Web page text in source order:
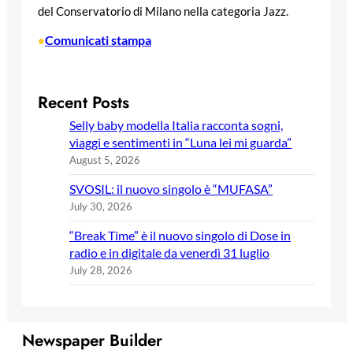
del Conservatorio di Milano nella categoria Jazz.
•Comunicati stampa
Recent Posts
Selly baby modella Italia racconta sogni,
viaggi e sentimenti in “Luna lei mi guarda”
August 5, 2026
SVOSIL: il nuovo singolo è “MUFASA”
July 30, 2026
“Break Time” è il nuovo singolo di Dose in
radio e in digitale da venerdì 31 luglio
July 28, 2026
Newspaper Builder